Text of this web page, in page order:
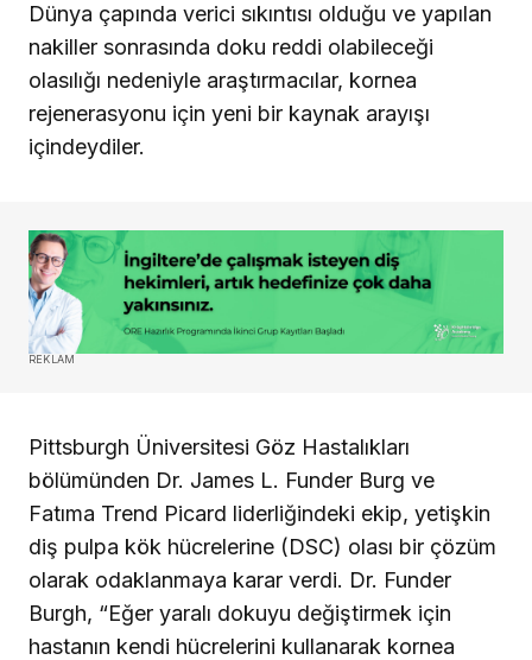
Dünya çapında verici sıkıntısı olduğu ve yapılan
nakiller sonrasında doku reddi olabileceği
olasılığı nedeniyle araştırmacılar, kornea
rejenerasyonu için yeni bir kaynak arayışı
içindeydiler.
REKLAM
Pittsburgh Üniversitesi Göz Hastalıkları
bölümünden Dr. James L. Funder Burg ve
Fatıma Trend Picard liderliğindeki ekip, yetişkin
diş pulpa kök hücrelerine (DSC) olası bir çözüm
olarak odaklanmaya karar verdi. Dr. Funder
Burgh, “Eğer yaralı dokuyu değiştirmek için
hastanın kendi hücrelerini kullanarak kornea